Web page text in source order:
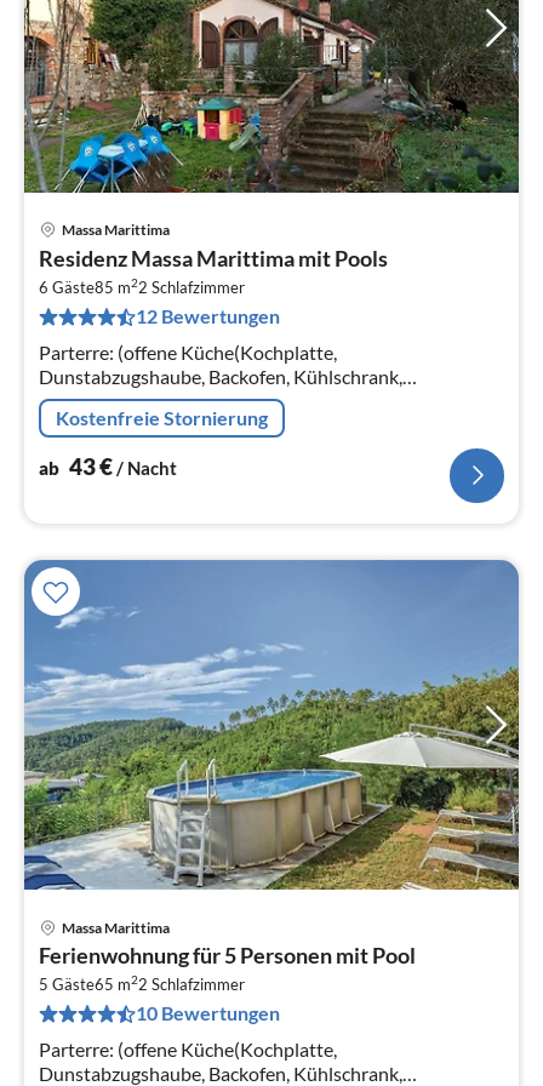
Massa Marittima
Residenz Massa Marittima mit Pools
6 Gäste85 m22 Schlafzimmer
12 Bewertungen
Parterre: (offene Küche(Kochplatte,
Dunstabzugshaube, Backofen, Kühlschrank,
Waschbecken), Wohn/Esszimmer(Doppelschlafcouch,
Esstisch)) In der 1. Etage: (Schlafzimmer(Doppelbett)
Kostenfreie Stornierung
ab 43€/ Nacht
Massa Marittima
Ferienwohnung für 5 Personen mit Pool
5 Gäste65 m22 Schlafzimmer
10 Bewertungen
Parterre: (offene Küche(Kochplatte,
Dunstabzugshaube, Backofen, Kühlschrank,